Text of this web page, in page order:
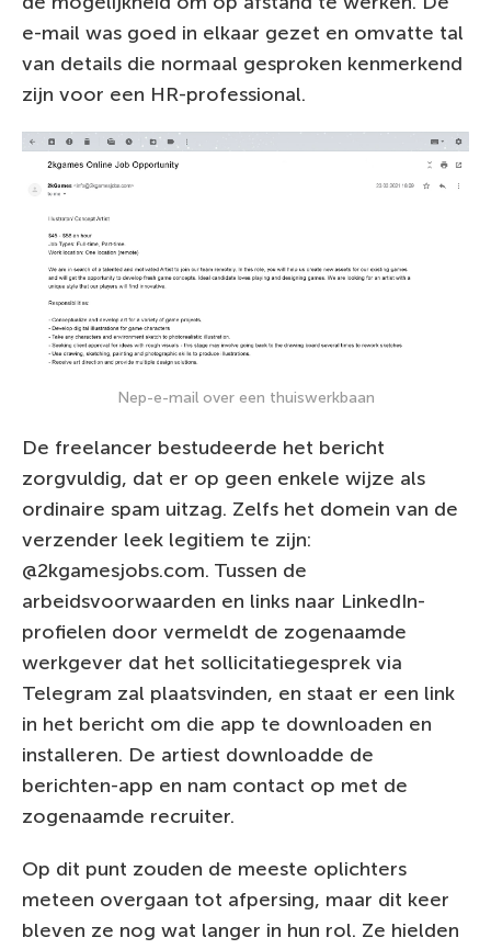
e-mail was goed in elkaar gezet en omvatte tal
van details die normaal gesproken kenmerkend
zijn voor een HR-professional.
Nep-e-mail over een thuiswerkbaan
De freelancer bestudeerde het bericht
zorgvuldig, dat er op geen enkele wijze als
ordinaire spam uitzag. Zelfs het domein van de
verzender leek legitiem te zijn:
@2kgamesjobs.com. Tussen de
arbeidsvoorwaarden en links naar LinkedIn-
profielen door vermeldt de zogenaamde
werkgever dat het sollicitatiegesprek via
Telegram zal plaatsvinden, en staat er een link
in het bericht om die app te downloaden en
installeren. De artiest downloadde de
berichten-app en nam contact op met de
zogenaamde recruiter.
Op dit punt zouden de meeste oplichters
meteen overgaan tot afpersing, maar dit keer
bleven ze nog wat langer in hun rol. Ze hielden